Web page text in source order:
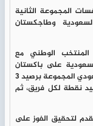
المجموعة الثانية
وطاجكستان
الوطني مع
1-1، وفوز السعودية على باكستان
بنتيجة 4-0، ليتصدر المنتخب السعودي المجموعة برصيد 3
نقطة لكل فريق، ثم
لتحقيق الفوز على